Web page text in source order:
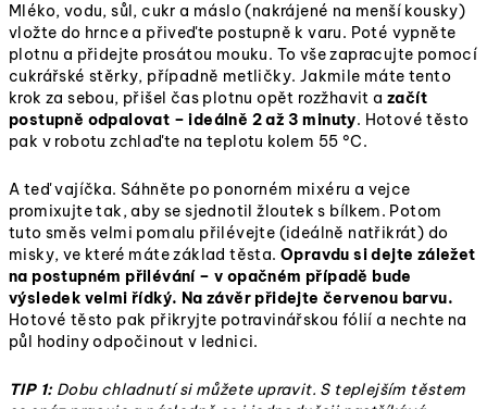
Mléko, vodu, sůl, cukr a máslo (nakrájené na menší kousky)
vložte do hrnce a přiveďte postupně k varu. Poté vypněte
plotnu a přidejte prosátou mouku. To vše zapracujte pomocí
cukrářské stěrky, případně metličky. Jakmile máte tento
krok za sebou, přišel čas plotnu opět rozžhavit a začít
postupně odpalovat – ideálně 2 až 3 minuty. Hotové těsto
pak v robotu zchlaďte na teplotu kolem 55 °C.
A teď vajíčka. Sáhněte po ponorném mixéru a vejce
promixujte tak, aby se sjednotil žloutek s bílkem. Potom
tuto směs velmi pomalu přilévejte (ideálně natřikrát) do
misky, ve které máte základ těsta. Opravdu si dejte záležet
na postupném přilévání – v opačném případě bude
výsledek velmi řídký. Na závěr přidejte červenou barvu.
Hotové těsto pak přikryjte potravinářskou fólií a nechte na
půl hodiny odpočinout v lednici.
TIP 1:Dobu chladnutí si můžete upravit. S teplejším těstem